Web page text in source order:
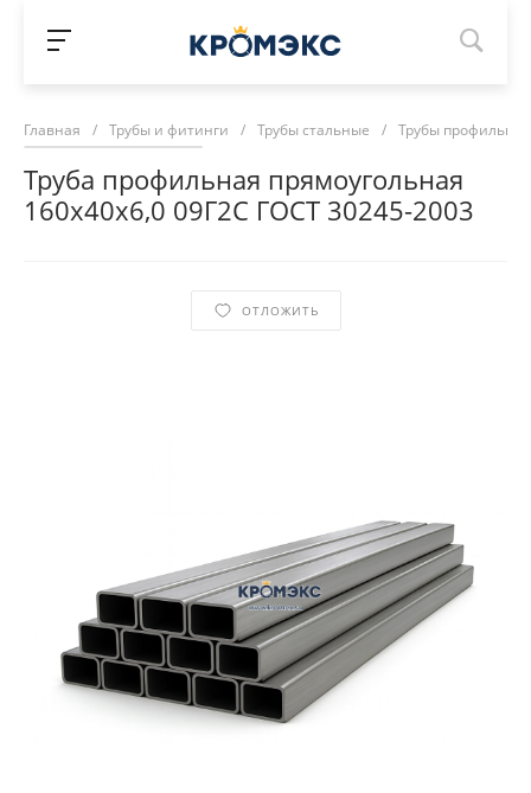
Главная / Трубы и фитинги / Трубы стальные / Трубы
Труба профильная прямоугольная
160х40х6,0 09Г2С ГОСТ 30245-2003
ОТЛОЖИТЬ